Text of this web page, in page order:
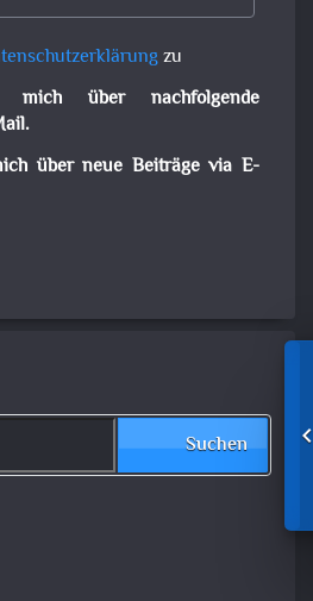
zu
mich über nachfolgende
über neue Beiträge via E-
Suchen